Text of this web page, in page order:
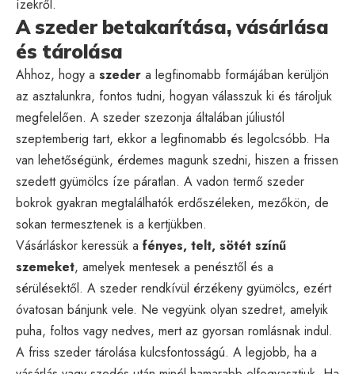
ízekről.
A szeder betakarítása, vásárlása
és tárolása
Ahhoz, hogy a szeder a legfinomabb formájában kerüljön
az asztalunkra, fontos tudni, hogyan válasszuk ki és tároljuk
megfelelően. A szeder szezonja általában júliustól
szeptemberig tart, ekkor a legfinomabb és legolcsóbb. Ha
van lehetőségünk, érdemes magunk szedni, hiszen a frissen
szedett gyümölcs íze páratlan. A vadon termő szeder
bokrok gyakran megtalálhatók erdőszéleken, mezőkön, de
sokan termesztenek is a kertjükben.
Vásárláskor keressük a fényes, telt, sötét színű
szemeket, amelyek mentesek a penésztől és a
sérülésektől. A szeder rendkívül érzékeny gyümölcs, ezért
óvatosan bánjunk vele. Ne vegyünk olyan szedret, amelyik
puha, foltos vagy nedves, mert az gyorsan romlásnak indul.
A friss szeder tárolása kulcsfontosságú. A legjobb, ha a